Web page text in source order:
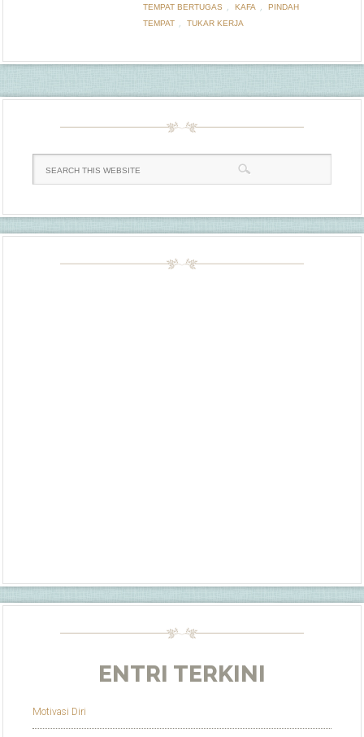
TEMPAT BERTUGAS
KAFA
PINDAH
TEMPAT
TUKAR KERJA
ENTRI TERKINI
Motivasi Diri